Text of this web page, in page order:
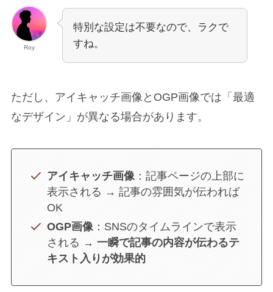
Roy
特別な設定は不要なので、ラクで
すね。
ただし、アイキャッチ画像とOGP画像では「最適
なデザイン」が異なる場合があります。
アイキャッチ画像：記事ページの上部に
表示される → 記事の雰囲気が伝われば
OK
OGP画像 ：SNSのタイムラインで表示
される →一瞬で記事の内容が伝わるテ
キスト入りが効果的